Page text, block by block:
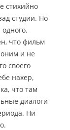
р
о
д
о
л
е
н
и
е
Л
у
стихийно
студии. Но
что фильм
и не
своего
нахер,
что там
диалоги
Ни